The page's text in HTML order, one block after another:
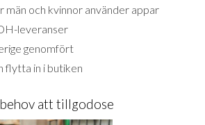
män och kvinnor använder appar
leveranser
genomfört
flytta in i butiken
att tillgodose